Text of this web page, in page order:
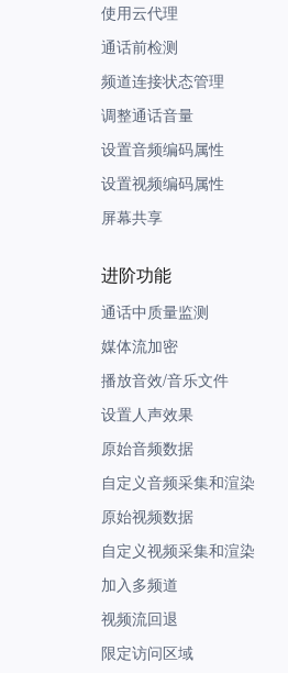
使用云代理
通话前检测
频道连接状态管理
调整通话音量
设置音频编码属性
设置视频编码属性
屏幕共享
进阶功能
通话中质量监测
媒体流加密
播放音效/音乐文件
设置人声效果
原始音频数据
自定义音频采集和渲染
原始视频数据
自定义视频采集和渲染
加入多频道
视频流回退
限定访问区域